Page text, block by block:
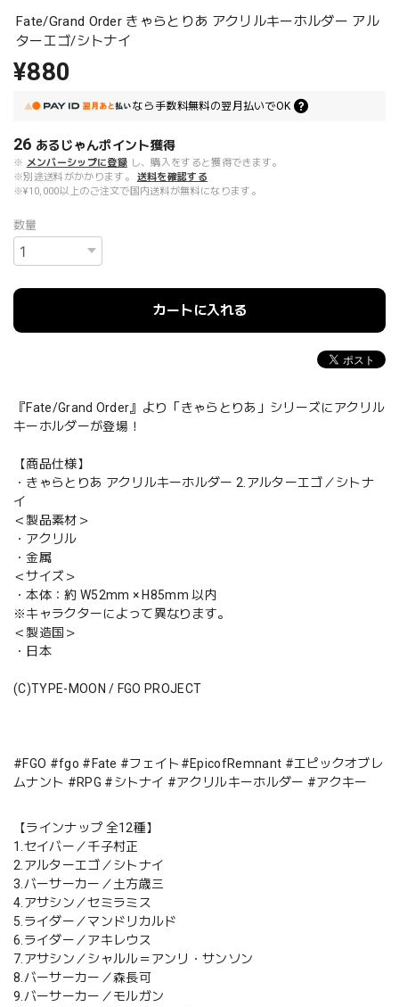
Fate/Grand Order きゃらとりあ アクリルキーホルダー アル
ターエゴ/シトナイ
¥880
なら 手数料無料の翌月払いでOK
26 あるじゃんポイント獲得
※ メンバーシップに登録 し、購入をすると獲得できます。
※別途送料がかかります。
送料を確認する
※¥10,000以上のご注文で国内送料が無料になります。
数量
カートに入れる
『Fate/Grand Order』より「きゃらとりあ」シリーズにアクリル
キーホルダーが登場！
【商品仕様】
・きゃらとりあ アクリルキーホルダー 2.アルターエゴ／シトナ
イ
＜製品素材＞
・アクリル
・金属
＜サイズ＞
・本体：約 W52mm × H85mm 以内
※キャラクターによって異なります。
＜製造国＞
・日本
(C)TYPE-MOON / FGO PROJECT
#FGO #fgo #Fate #フェイト#EpicofRemnant #エピックオブレ
ムナント #RPG #シトナイ #アクリルキーホルダー #アクキー
【ラインナップ 全12種】
1.セイバー／千子村正
2.アルターエゴ／シトナイ
3.バーサーカー／土方歳三
4.アサシン／セミラミス
5.ライダー／マンドリカルド
6.ライダー／アキレウス
7.アサシン／シャルル＝アンリ・サンソン
8.バーサーカー／森長可
9.バーサーカー／モルガン